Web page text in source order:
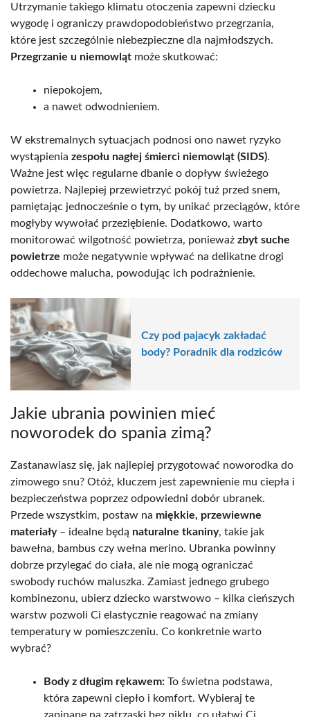
Utrzymanie takiego klimatu otoczenia zapewni dziecku
wygodę i ograniczy prawdopodobieństwo przegrzania,
które jest szczególnie niebezpieczne dla najmłodszych.
Przegrzanie u niemowląt może skutkować:
niepokojem,
a nawet odwodnieniem.
W ekstremalnych sytuacjach podnosi ono nawet ryzyko
wystąpienia zespołu nagłej śmierci niemowląt (SIDS).
Ważne jest więc regularne dbanie o dopływ świeżego
powietrza. Najlepiej przewietrzyć pokój tuż przed snem,
pamiętając jednocześnie o tym, by unikać przeciągów, które
mogłyby wywołać przeziębienie. Dodatkowo, warto
monitorować wilgotność powietrza, ponieważ zbyt suche
powietrze może negatywnie wpływać na delikatne drogi
oddechowe malucha, powodując ich podrażnienie.
Czy pod pajacyk zakładać
body? Poradnik dla rodziców
Jakie ubrania powinien mieć
noworodek do spania zimą?
Zastanawiasz się, jak najlepiej przygotować noworodka do
zimowego snu? Otóż, kluczem jest zapewnienie mu ciepła i
bezpieczeństwa poprzez odpowiedni dobór ubranek.
Przede wszystkim, postaw na miękkie, przewiewne
materiały– idealne będą naturalne tkaniny, takie jak
bawełna, bambus czy wełna merino. Ubranka powinny
dobrze przylegać do ciała, ale nie mogą ograniczać
swobody ruchów maluszka. Zamiast jednego grubego
kombinezonu, ubierz dziecko warstwowo – kilka cieńszych
warstw pozwoli Ci elastycznie reagować na zmiany
temperatury w pomieszczeniu. Co konkretnie warto
wybrać?
Body z długim rękawem: To świetna podstawa,
która zapewni ciepło i komfort. Wybieraj te
zapinane na zatrzaski bez niklu, co ułatwi Ci